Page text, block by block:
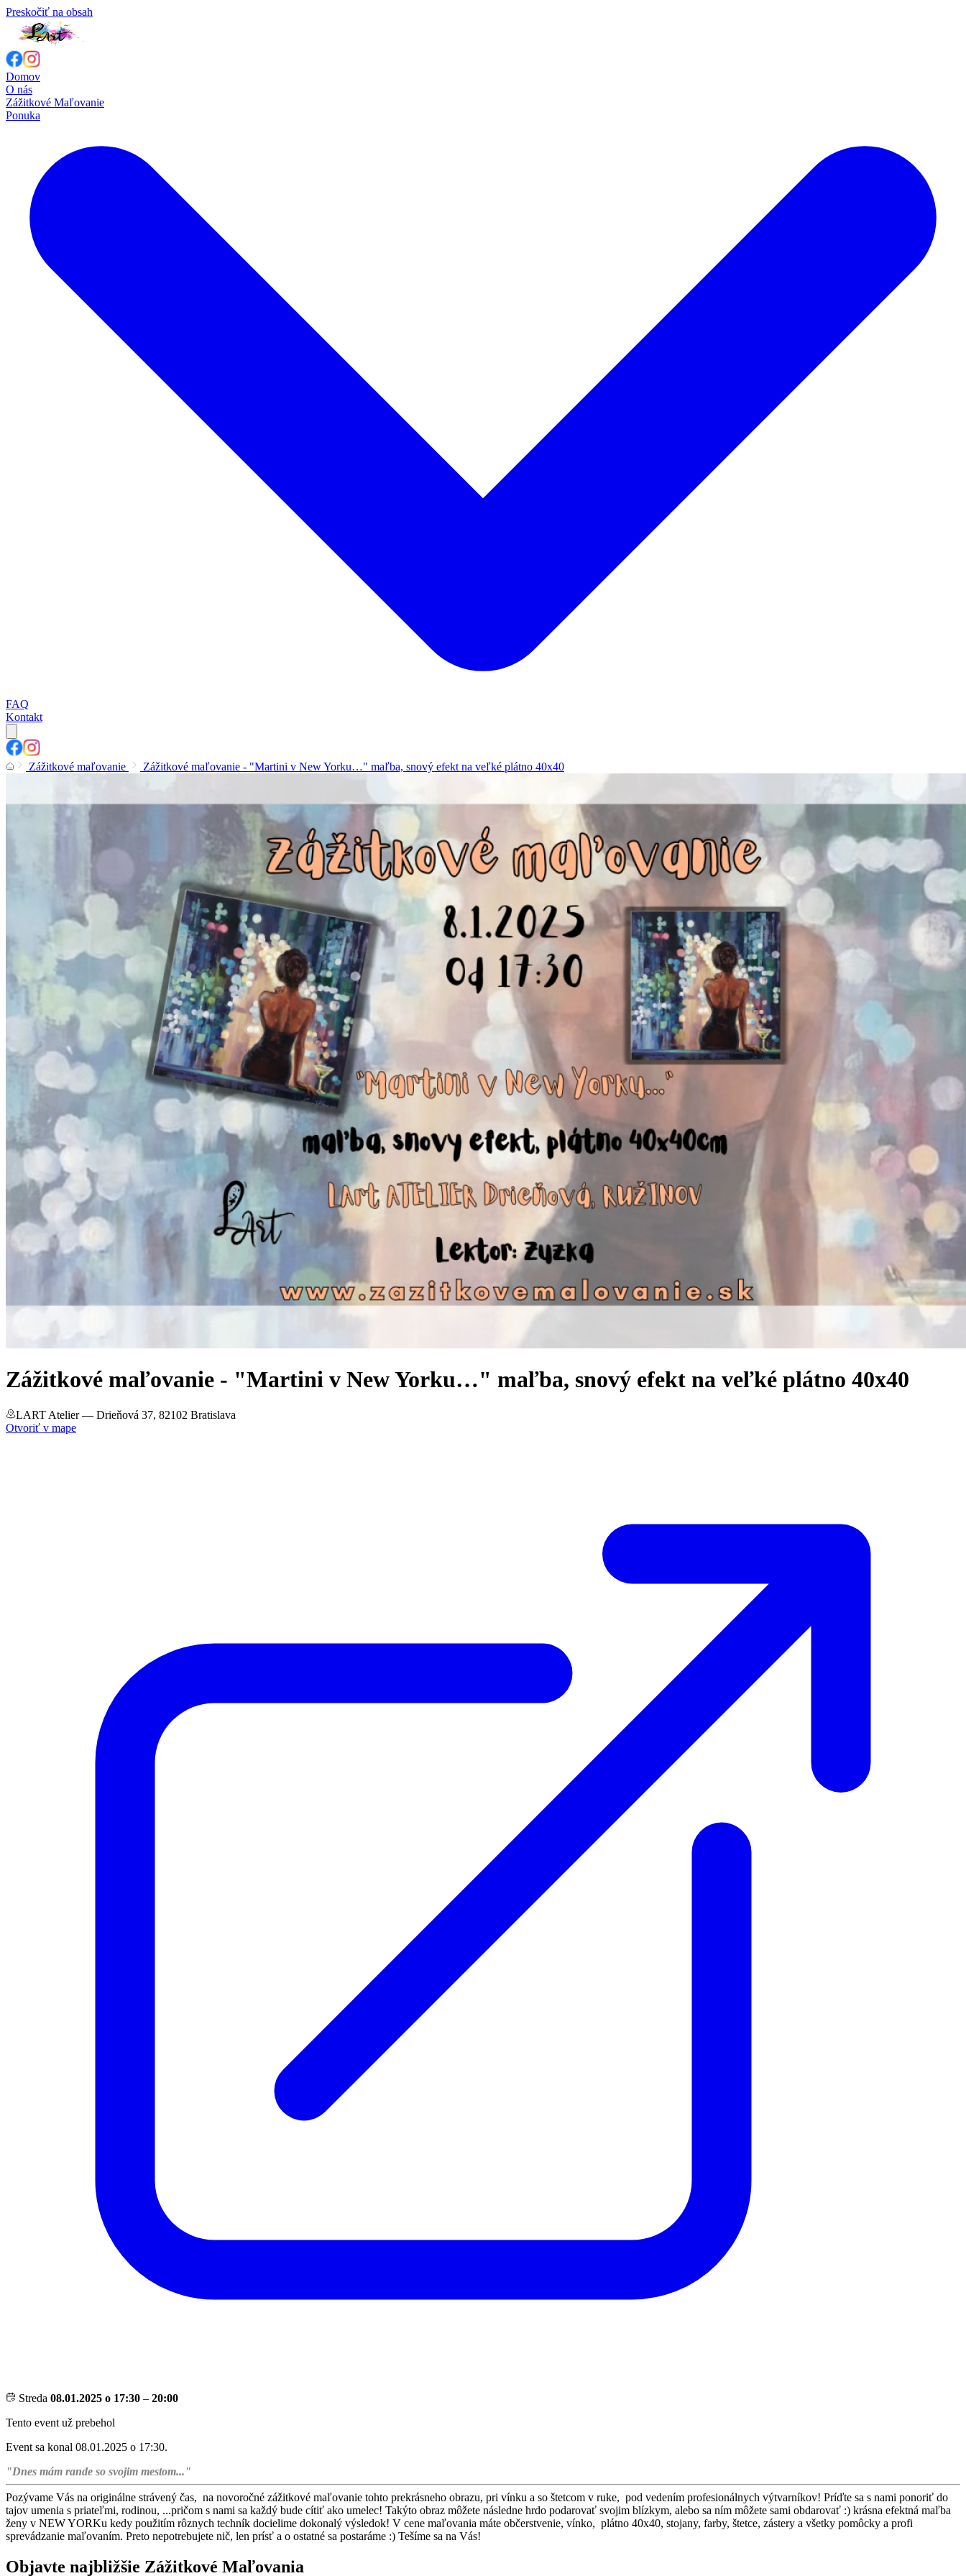
Preskočiť na obsah
Domov
O nás
Zážitkové Maľovanie
Ponuka
FAQ
Kontakt
Zážitkové maľovanie Zážitkové maľovanie - "Martini v New Yorku…" maľba, snový efekt na veľké plátno 40x40
Zážitkové maľovanie - "Martini v New Yorku…" maľba, snový efekt na veľké plátno 40x40
LART Atelier— Drieňová 37, 82102 Bratislava
Otvoriť v mape
Streda 08.01.2025 o 17:30 – 20:00
Tento event už prebehol
Event sa konal 08.01.2025 o 17:30.
"Dnes mám rande so svojim mestom..."
Pozývame Vás na originálne strávený čas, na novoročné zážitkové maľovanie tohto prekrásneho obrazu, pri vínku a so štetcom v ruke, pod vedením profesionálnych výtvarníkov! Príďte sa s nami ponoriť do
tajov umenia s priateľmi, rodinou, ...pričom s nami sa každý bude cítiť ako umelec! Takýto obraz môžete následne hrdo podarovať svojim blízkym, alebo sa ním môžete sami obdarovať :) krásna efektná maľba
ženy v NEW YORKu kedy použitím rôznych techník docielime dokonalý výsledok! V cene maľovania máte občerstvenie, vínko, plátno 40x40, stojany, farby, štetce, zástery a všetky pomôcky a profi
sprevádzanie maľovaním. Preto nepotrebujete nič, len prísť a o ostatné sa postaráme :) Tešíme sa na Vás!
Objavte najbližšie Zážitkové Maľovania